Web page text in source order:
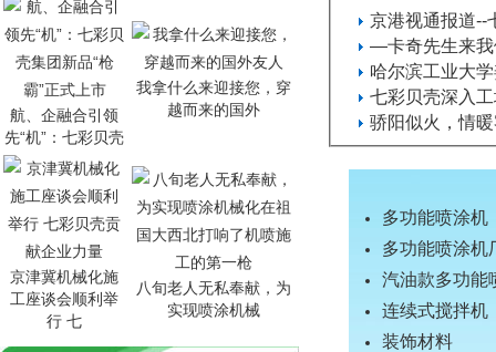
航、企融合引领
先“机”：七彩贝壳
我拿什么来迎接您，穿
越而来的国外
京津冀机械化施
工座谈会顺利举
行 七
八旬老人无私奉献，为
实现喷涂机械
京港视通报道--
―卡奇先生来我
哈尔滨工业大
七彩贝壳深入
骄阳似火，情
多功能喷涂机
多功能喷涂机
汽油款多功能
连续式搅拌机
装饰材料